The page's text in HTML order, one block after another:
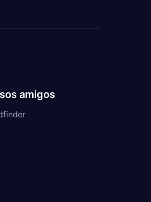
amigos